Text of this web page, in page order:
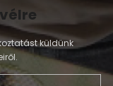
küldünk